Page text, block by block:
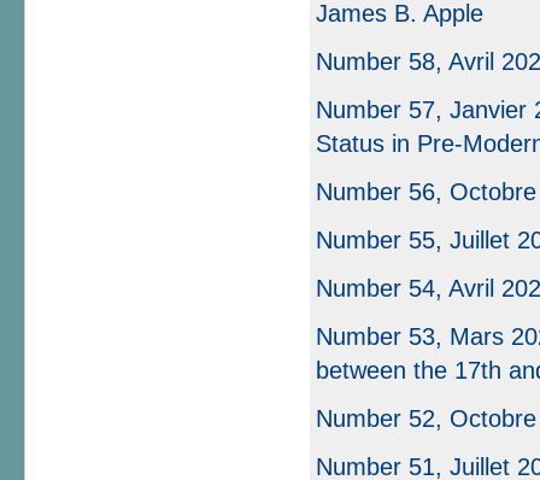
James B. Apple
Number 58, Avril
Number 57, Janvier
Status in Pre-
Number 56,
Number 55, Juillet
Number 54, Avril
Number 53, Mars
between the 17th
Number 52,
Number 51, Juillet